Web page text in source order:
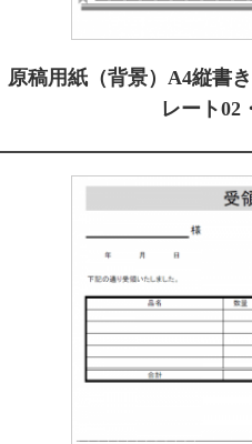
原稿用紙（背景）A4縦書
レート02